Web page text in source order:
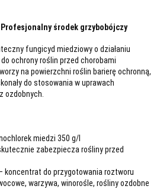
Profesjonalny środek grzybobójczy
fungicyd miedziowy o działaniu
ochrony roślin przed chorobami
na powierzchni roślin barierę ochronną,
do stosowania w uprawach
ozdobnych.
miedzi 350 g/l
zabezpiecza rośliny przed
koncentrat do przygotowania roztworu
warzywa, winorośle, rośliny ozdobne